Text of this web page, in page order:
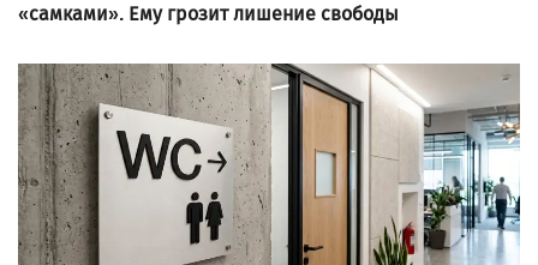
«самками». Ему грозит лишение свободы